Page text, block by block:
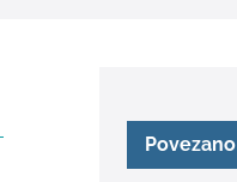
Povezano